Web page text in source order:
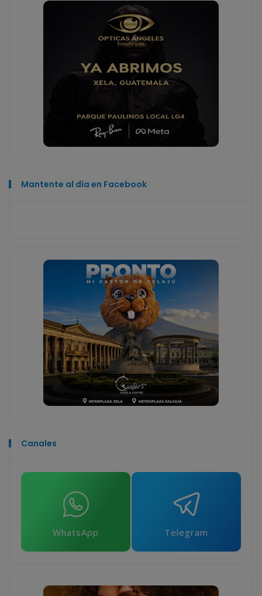
Mantente al día en Facebook
Canales
WhatsApp Telegram